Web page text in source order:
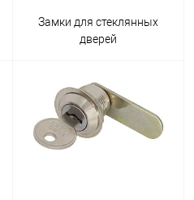
Замки для стеклянных
дверей